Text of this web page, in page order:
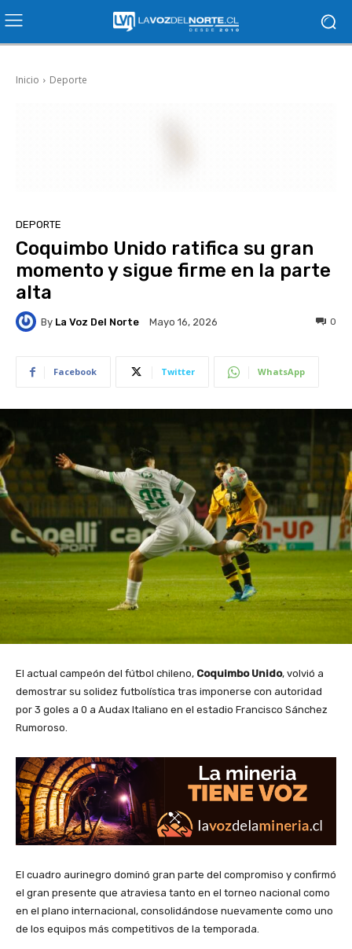
Inicio Deporte
DEPORTE
Coquimbo Unido ratifica su gran
momento y sigue firme en la parte
alta
By La Voz Del Norte Mayo 16, 2026 0
Facebook Twitter WhatsApp
El actual campeón del fútbol chileno, Coquimbo Unido, volvió a
demostrar su solidez futbolística tras imponerse con autoridad
por 3 goles a 0 a Audax Italiano en el estadio Francisco Sánchez
Rumoroso.
El cuadro aurinegro dominó gran parte del compromiso y confirmó
el gran presente que atraviesa tanto en el torneo nacional como
en el plano internacional, consolidándose nuevamente como uno
de los equipos más competitivos de la temporada.